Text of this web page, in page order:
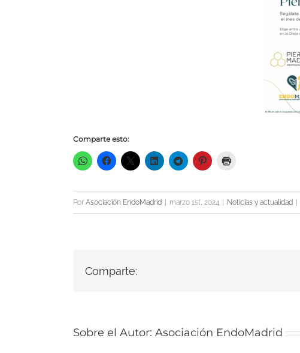
Comparte esto:
Por Asociación EndoMadrid marzo 1st, 2024 Noticias y actualidad
Comparte:
Sobre el Autor: Asociación EndoMadrid